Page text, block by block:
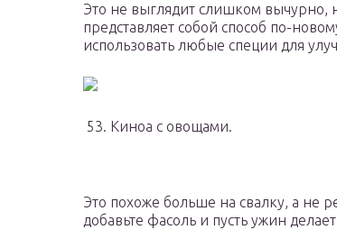
Это не выглядит слишком вычурно,
представляет собой способ по-
использовать любые специи для
53. Киноа с овощами.
Это похоже больше на свалку, а не
добавьте фасоль и пусть ужин